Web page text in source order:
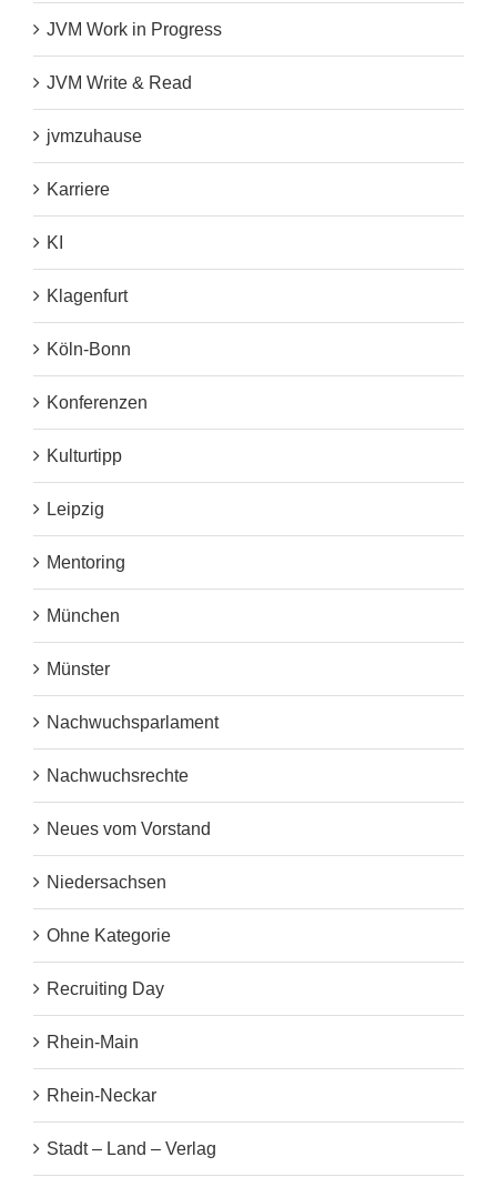
JVM Work in Progress
JVM Write & Read
jvmzuhause
Karriere
KI
Klagenfurt
Köln-Bonn
Konferenzen
Kulturtipp
Leipzig
Mentoring
München
Münster
Nachwuchsparlament
Nachwuchsrechte
Neues vom Vorstand
Niedersachsen
Ohne Kategorie
Recruiting Day
Rhein-Main
Rhein-Neckar
Stadt – Land – Verlag